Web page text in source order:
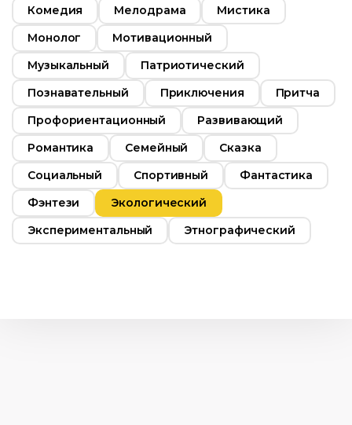
Комедия
Мелодрама
Мистика
Монолог
Мотивационный
Музыкальный
Патриотический
Познавательный
Приключения
Притча
Профориентационный
Развивающий
Романтика
Семейный
Сказка
Социальный
Спортивный
Фантастика
Фэнтези
Экологический
Экспериментальный
Этнографический